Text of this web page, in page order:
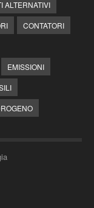
ALTERNATIVI
CONTATORI
EMISSIONI